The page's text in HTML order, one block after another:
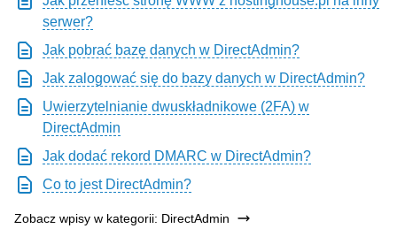
serwer?
Jak pobrać bazę danych w DirectAdmin?
Jak zalogować się do bazy danych w DirectAdmin?
Uwierzytelnianie dwuskładnikowe (2FA) w
DirectAdmin
Jak dodać rekord DMARC w DirectAdmin?
Co to jest DirectAdmin?
Zobacz wpisy w kategorii: DirectAdmin